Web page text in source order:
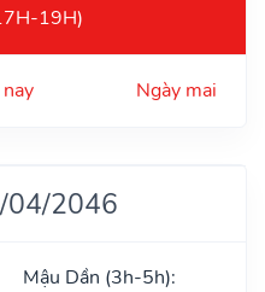
19H)
Ngày mai
04/2046
Mậu Dần (3h-5h):